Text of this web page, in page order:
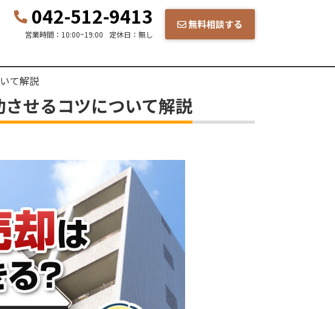
042-512-9413
営業時間： 10:00~19:00 定休日： 無し
無料相談する
て解説
せるコツについて解説